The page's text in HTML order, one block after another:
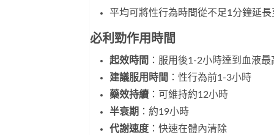
平均可將性行為時間從不足1分鐘延
必利勁作用時間
起效時間 ：服用後1-2小時達到血液最
建議服用時間 ：性行為前1-3小時
藥效持續 ：可維持約12小時
半衰期 ：約19小時
代謝速度 ：快速在體內清除